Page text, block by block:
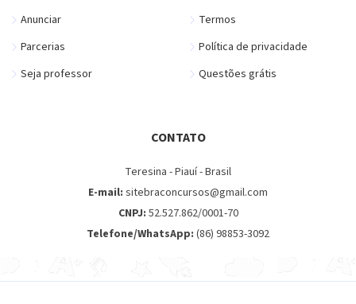
Anunciar
Parcerias
Seja professor
Termos
Política de privacidade
Questões grátis
CONTATO
Teresina - Piauí - Brasil
E-mail: sitebraconcursos@gmail.com
CNPJ: 52.527.862/0001-70
Telefone/WhatsApp: (86) 98853-3092